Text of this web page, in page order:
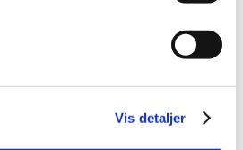
Vis detaljer
35890688. All Rights reserved.